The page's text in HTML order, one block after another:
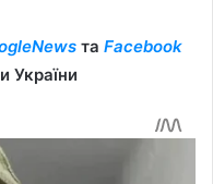
та Facebook
України